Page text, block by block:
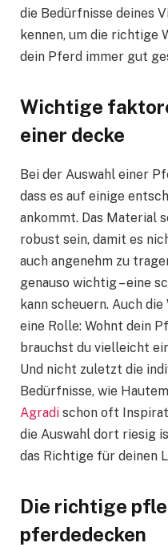
die Bedürfnisse deines
kennen, um die richtige
dein Pferd immer gut
Wichtige
einer decke
Bei der Auswahl einer
dass es auf einige
ankommt. Das Material
robust sein, damit es
auch angenehm zu
genauso wichtig – eine
kann scheuern. Auch
eine Rolle: Wohnt dein
brauchst du vielleicht
Und nicht zuletzt die
Bedürfnisse, wie
Agradi schon oft
die Auswahl dort riesig
das Richtige für deinen
Die richtige
pferdedecken